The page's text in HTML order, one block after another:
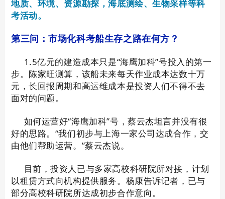
地质、环境、资源勘探，海底测绘、生物采样等科
考活动。
第三问：市场化科考船生存之路在何方？
1.5亿元的建造成本只是“海鹰加科”号投入的第一
步。陈家旺测算，该船未来每天作业成本达数十万
元，长回报周期和高运维成本是投资人们不得不去
面对的问题。
如何运营好“海鹰加科”号，蔡云杰坦言并没有很
好的思路。“我们初步与上海一家公司达成合作，交
由他们帮助运营。”蔡云杰说。
目前，投资人已与多家高校科研院所对接，计划
以租赁方式向机构提供服务。杨康告诉记者，已与
部分高校科研院所达成初步合作意向。